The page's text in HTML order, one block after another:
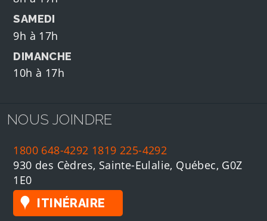
SAMEDI
9h à 17h
DIMANCHE
10h à 17h
NOUS JOINDRE
1800 648-4292 1819 225-4292
930 des Cèdres, Sainte-Eulalie, Québec, G0Z
1E0
ITINÉRAIRE